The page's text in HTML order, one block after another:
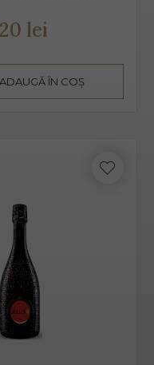
băuturii.
lei
ADAUGĂ ÎN COȘ